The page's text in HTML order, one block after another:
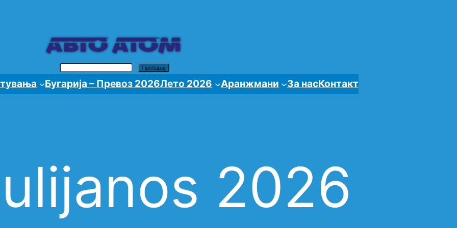
Search Пребарај
Бугарија – Превоз 2026Лето 2026 Аранжмани За насКонтакт
2026